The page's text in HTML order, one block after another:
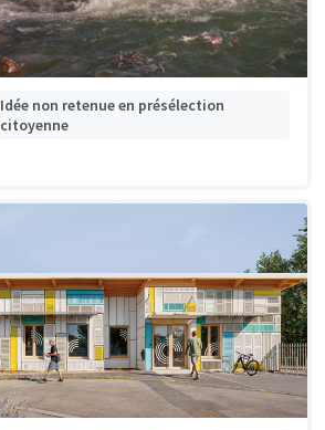
Idée non retenue en présélection
citoyenne